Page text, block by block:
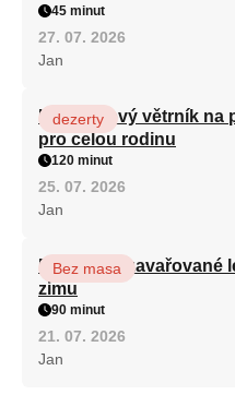
45 minut
27. 07. 2026
Jan
Karamelový větrník na
pro celou rodinu
dezerty
120 minut
25. 07. 2026
Jan
Babiččino zavařované
zimu
Bez masa
90 minut
21. 07. 2026
Jan